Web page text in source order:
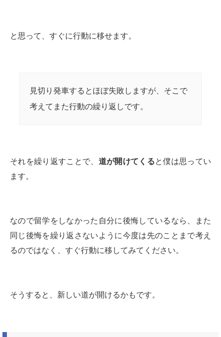
と思って、すぐに行動に移せます。
見切り発車するとほぼ失敗しますが、そこで
考えてまた行動の繰り返しです。
それを繰り返すことで、 道が開けてくると僕は思ってい
ます。
なので留学をしなかった自分に後悔しているなら、また
同じ後悔を繰り返さないように今度は先のことまで考え
るのではなく、すぐ行動に移してみてください。
そうすると、新しい道が開けるかもです。